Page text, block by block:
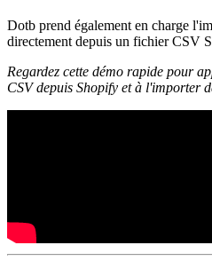
Dotb prend également en charge
directement depuis un fichier CSV
Regardez cette démo rapide pour
CSV depuis Shopify et à l'importer